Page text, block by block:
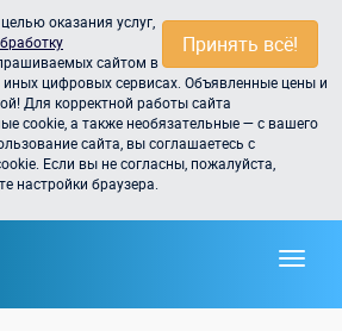
Принять всё!
оказания услуг,
сайтом в
цифровых сервисах. Объявленные цены и
Для корректной работы сайта
cookie, а также необязательные — с вашего
сайта, вы соглашаетесь с
Если вы не согласны, пожалуйста,
настройки браузера.